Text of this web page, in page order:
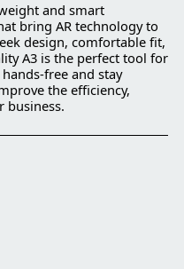
and smart
bring AR technology to
design, comfortable fit,
A3 is the perfect tool for
free and stay
the efficiency,
business.